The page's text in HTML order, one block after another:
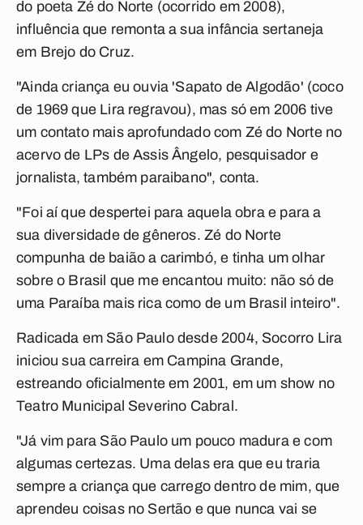
do poeta Zé do Norte (ocorrido em 2008),
influência que remonta a sua infância sertaneja
em Brejo do Cruz.
"Ainda criança eu ouvia 'Sapato de Algodão' (coco
de 1969 que Lira regravou), mas só em 2006 tive
um contato mais aprofundado com Zé do Norte no
acervo de LPs de Assis Ângelo, pesquisador e
jornalista, também paraibano", conta.
"Foi aí que despertei para aquela obra e para a
sua diversidade de gêneros. Zé do Norte
compunha de baião a carimbó, e tinha um olhar
sobre o Brasil que me encantou muito: não só de
uma Paraíba mais rica como de um Brasil inteiro".
Radicada em São Paulo desde 2004, Socorro Lira
iniciou sua carreira em Campina Grande,
estreando oficialmente em 2001, em um show no
Teatro Municipal Severino Cabral.
"Já vim para São Paulo um pouco madura e com
algumas certezas. Uma delas era que eu traria
sempre a criança que carrego dentro de mim, que
aprendeu coisas no Sertão e que nunca vai se